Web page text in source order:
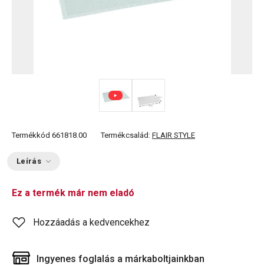
Termékkód 661818.00 Termékcsalád: FLAIR STYLE
Leírás
Ez a termék már nem eladó
Hozzáadás a kedvencekhez
Ingyenes foglalás a márkaboltjainkban